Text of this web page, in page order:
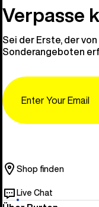
Verpasse
Sei der Erste, der
Sonderangeboten
Shop finden
Live Chat